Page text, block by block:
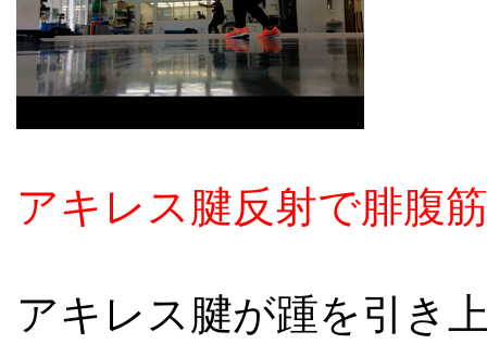
アキレス腱反射で腓腹
アキレス腱が踵を引き